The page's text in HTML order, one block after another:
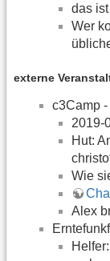
das
Wer
externe
c3Camp
2019-
Hut:
Wie
Alex